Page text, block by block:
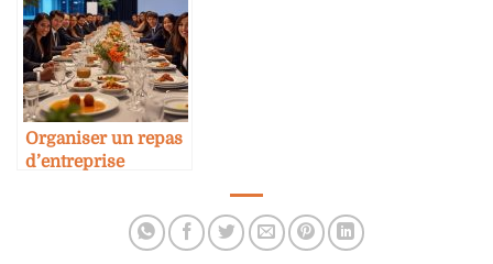
Organiser un repas
d’entreprise